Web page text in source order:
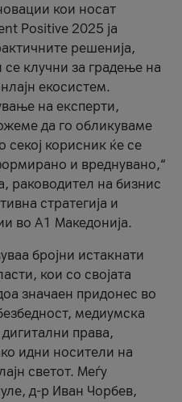
кои носат
Positive 2025 ја
решенија,
се клучни за градење на
екосистем.
на експерти,
да го обликуваме
секој корисник ќе се
и вреднувано,“
раководител на бизнис
стратегија и
во А1 Македонија.
бројни истакнати
кои со својата
значаен придонес во
медиумска
права,
идни носители на
светот. Меѓу
д-р Иван Чорбев,